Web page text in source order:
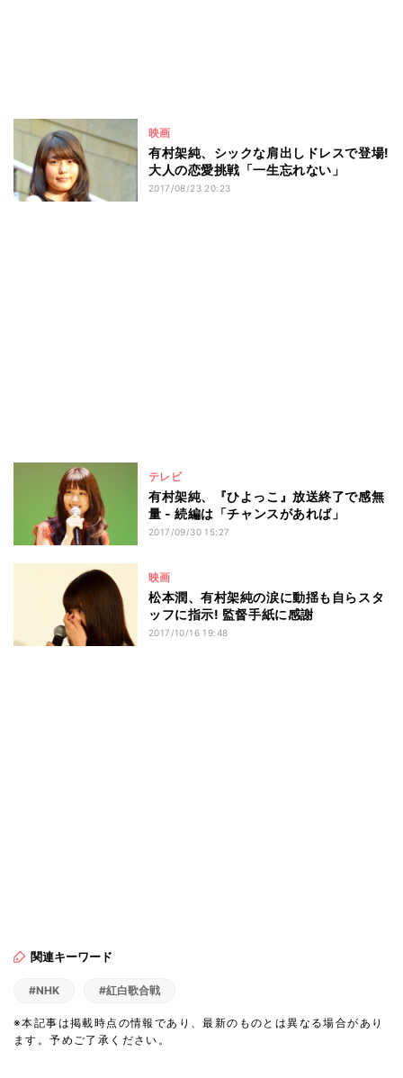
映画
有村架純、シックな肩出しドレスで登場!
大人の恋愛挑戦「一生忘れない」
2017/08/23 20:23
テレビ
有村架純、『ひよっこ』放送終了で感無
量 - 続編は「チャンスがあれば」
2017/09/30 15:27
映画
松本潤、有村架純の涙に動揺も自らスタ
ッフに指示! 監督手紙に感謝
2017/10/16 19:48
関連キーワード
#NHK #紅白歌合戦
※本記事は掲載時点の情報であり、最新のものとは異なる場合があり
ます。予めご了承ください。